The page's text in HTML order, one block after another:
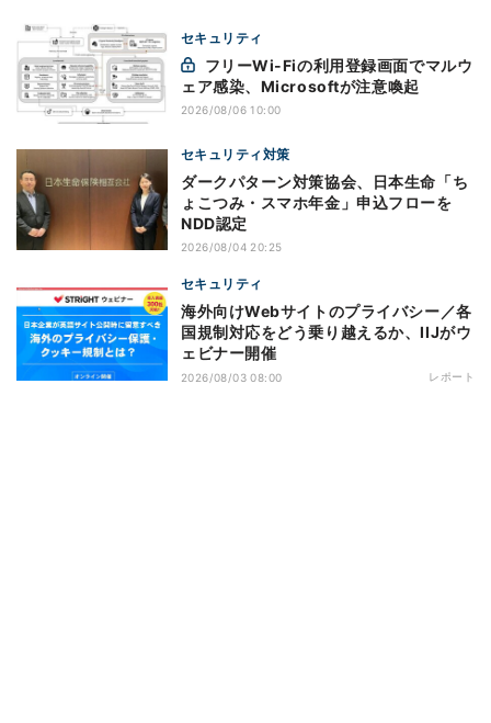
セキュリティ
ェア感染、Microsoftが注意喚起
2026/08/06 10:00
セキュリティ対策
ダークパターン対策協会、日本生命「ち
ょこつみ・スマホ年金」申込フローを
NDD認定
2026/08/04 20:25
セキュリティ
海外向けWebサイトのプライバシー／各
国規制対応をどう乗り越えるか、IIJがウ
ェビナー開催
2026/08/03 08:00 レポート